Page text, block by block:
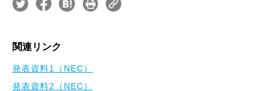
関連リンク
発表資料1（NEC）
発表資料2（NEC）